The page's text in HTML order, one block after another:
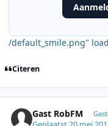
/default_smile.png"
Citeren
Gast RobFM